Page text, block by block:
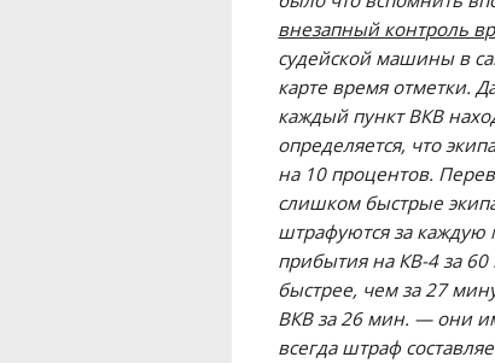
внезапный контроль
судейской машины в
карте время отметки.
каждый пункт ВКВ
определяется, что
на 10 процентов.
слишком быстрые
штрафуются за каждую
прибытия на КВ-4 за
быстрее, чем за 27
ВКВ за 26 мин. — они
всегда штраф